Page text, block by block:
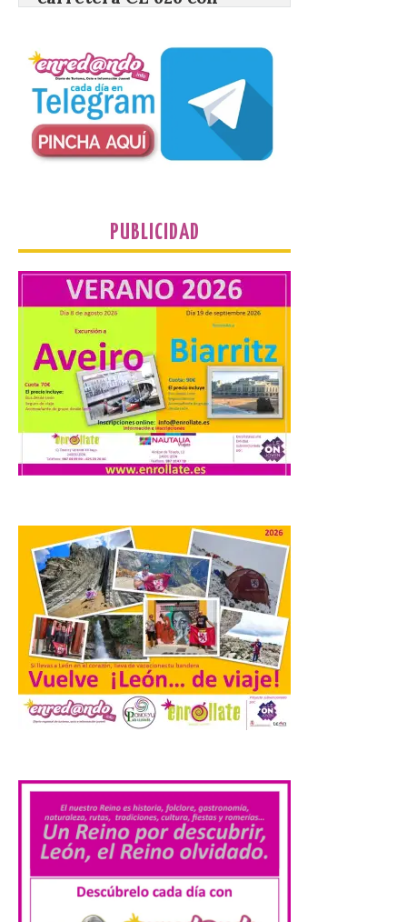
Nueva edición de León
de…viaje. Una iniciativa
organizado por la sección
juvenil de la Asociación
Enróllate, la Asociación
Conceyu País Llionés y el Diario de
Turismo, Ocio e Información para
Camarzius fest: frente al
macroevento, un festival
cultural transformador
que apuesta por el legado.
6 Ago 2026
Los días 7, 8 y 9 de agosto
de 2026, Camarzana de
Tera volverá a convertirse
en punto de encuentro,
con la Villa Romana de
El Ayuntamiento de
Cabrillanes analizará,
conforme a la legalidad, la
solicitud para la
celebración del Iberia
Eclipse Festival
6 Ago 2026
miércoles ha sido
registrada en el
Ayuntamiento una
solicitud relacionada con
la celebración de este evento. Ante las
informaciones aparecidas en distintos
medios de comunicación sobre la posible
celebración del denominado Iberia
Eclipse Festival en […]
PUBLICIDAD